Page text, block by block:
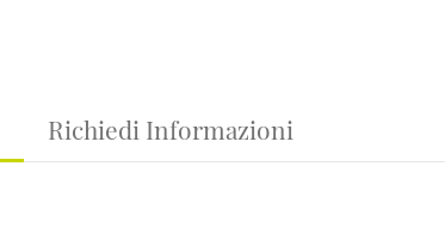
Richiedi Informazioni